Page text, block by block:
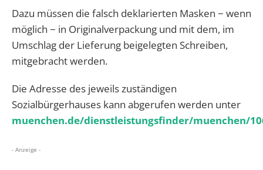
Dazu müssen die falsch deklarierten Masken − wenn
möglich − in Originalverpackung und mit dem, im
Umschlag der Lieferung beigelegten Schreiben,
mitgebracht werden.
Die Adresse des jeweils zuständigen
Sozialbürgerhauses kann abgerufen werden unter
muenchen.de/dienstleistungsfinder/muenchen/
- Anzeige -